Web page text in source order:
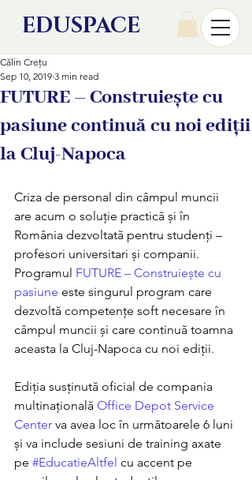
EDUSPACE
FUTURE – Construiește cu
pasiune continuă cu noi ediții
la Cluj-Napoca
Călin Crețu
Sep 10, 2019 3 min read
Criza de personal din câmpul muncii
are acum o soluție practică și în
România dezvoltată pentru studenți –
profesori universitari și companii.
Programul FUTURE – Construiește cu
pasiune este singurul program care
dezvoltă competențe soft necesare în
câmpul muncii și care continuă toamna
aceasta la Cluj-Napoca cu noi ediții.
Ediția susținută oficial de compania
multinațională Office Depot Service
Center va avea loc în următoarele 6 luni
și va include sesiuni de training axate
pe #EducatieAltfel cu accent pe